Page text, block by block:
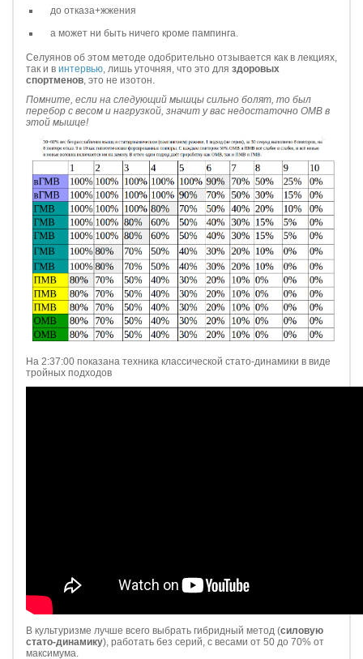
до отказа+жжения
а может ни быть ничего кроме пампинга.
Селуянов об этом методе одобрительно отзывается как в лекциях,
так и в интервью, лишь уточняя, что это для здоровых
спортменов, это не изотон.
Помните, если на следующий мышцы сильно болят, то был
перебор с весом и нагрузкой, значит у вас недостаточно ОМВ в
этой мышце!
На 2:37:00 показана техника классической стато-динамики в виде
тройных подходов
В культуризме лучше всего выбрать гибридный метод (силовую
стато-динамику), работать без серий, с весами от 50 до 70% от
максимума.